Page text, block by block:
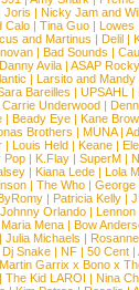
Joris | Nicky Jam and
Calo| Tina Guo| Lowes
and Martinus | Delil|
| Bad Sounds |
Danny Avila| ASAP Rocky
| Larsito and Mandy
Bareilles | UPSAHL |
Carrie Underwood|
| Beady Eye | Kane
Brothers | MUNA|
| Louis Held| Keane|
Pop| K.Flay| SuperM|
| Kiana Lede| Lola
| The Who | George
| Patricia Kelly|
Johnny Orlando| Lennon
Maria Mena| Bow
| Julia Michaels |
Dj Snake| NF| 50 Cent|
Martin Garrix x Bono x
| The Kid LAROI | Nina